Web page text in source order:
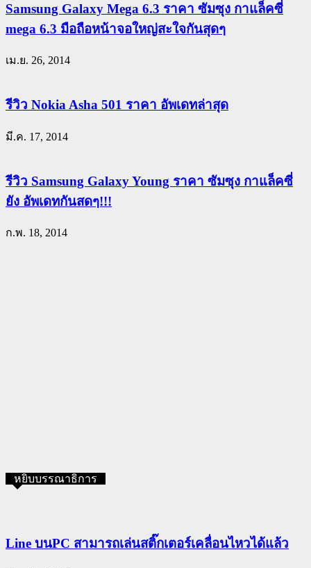
Samsung Galaxy Mega 6.3 ราคา ซัมซุง กาแล็คซี่
mega 6.3 มือถือหน้าจอใหญ่สะใจกันสุดๆ
เม.ย. 26, 2014
รีวิว Nokia Asha 501 ราคา อัพเดทล่าสุด
มี.ค. 17, 2014
รีวิว Samsung Galaxy Young ราคา ซัมซุง กาแล็คซี่
ยัง อัพเดทกันสดๆ!!!
ก.พ. 18, 2014
หยิบบรรณาธิการ
Line บนPC สามารถเล่นสติ๊กเตอร์เคลื่อนไหวได้แล้ว